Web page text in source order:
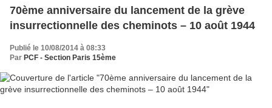
70ème anniversaire du lancement de la grève
insurrectionnelle des cheminots – 10 août 1944
Publié le 10/08/2014 à 08:33
Par PCF - Section Paris 15ème